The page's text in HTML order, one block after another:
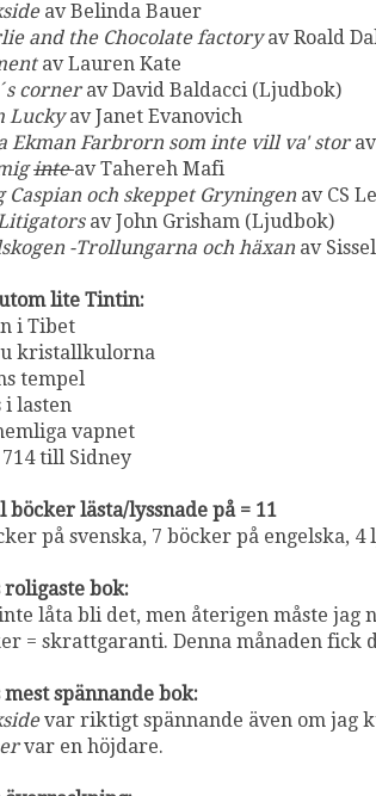
av Belinda Bauer
and the Chocolate factoryav Roald
av Lauren Kate
cornerav David Baldacci (Ljudbok)
Luckyav Janet Evanovich
Ekman Farbrorn som inte vill va' storav
inte av Tahereh Mafi
Caspian och skeppet Gryningen av CS
av John Grisham (Ljudbok)
-Trollungarna och häxan av
lite Tintin:
i Tibet
kristallkulorna
tempel
i lasten
vapnet
till Sidney
böcker lästa/lyssnade på = 11
på svenska, 7 böcker på engelska,
roligaste bok:
låta bli det, men återigen måste jag
= skrattgaranti. Denna månaden fick
mest spännande bok:
var riktigt spännande även om jag
var en höjdare.